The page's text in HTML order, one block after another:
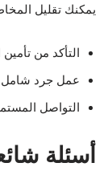
يمكنك تقليل
التأكد من تأمين
عمل جرد شامل
التواصل
أسئلة